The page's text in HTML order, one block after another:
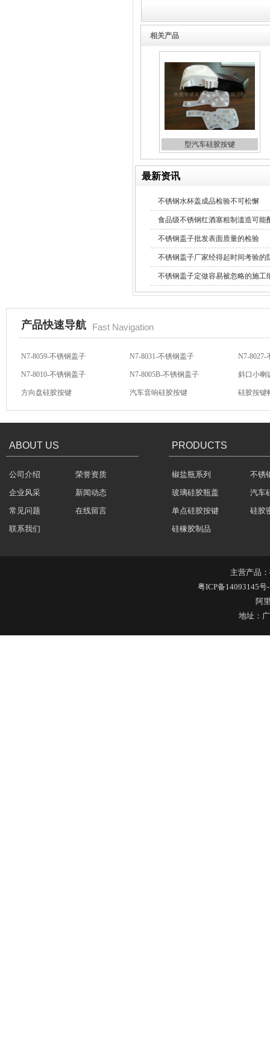
硅胶保护套
五金包硅橡胶产品
相关产品
型汽车硅胶按键
最新资讯
不锈钢水杯盖成品检验不可松懈
食品级不锈钢红酒塞粗制滥造可能
不锈钢盖子批发表面质量的检验
不锈钢盖子厂家经得起时间考验的
不锈钢盖子定做容易被忽略的施工
产品快速导航 Fast Navigation
N7-8059-不锈钢盖子 N7-8031-不锈钢盖子 N7-
N7-8010-不锈钢盖子 N7-8005B-不锈钢盖子 斜口小喇
方向盘硅胶按键 汽车音响硅胶按键 硅胶按键
ABOUT US
公司介绍
荣誉资质
企业风采
新闻动态
常见问题
在线留言
联系我们
PRODUCTS
椒盐瓶系列
不锈
玻璃硅胶瓶盖
汽车
单点硅胶按键
硅胶
硅橡胶制品
主营产品：
粤ICP备14093145号
阿
地址：